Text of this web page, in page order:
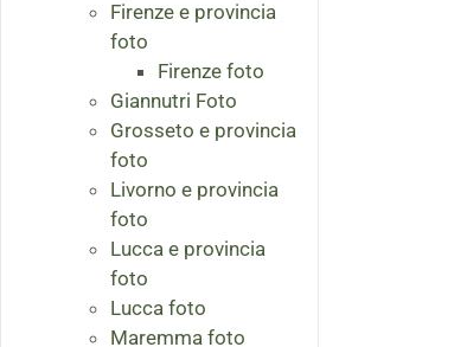
Firenze e provincia
foto
Firenze foto
Giannutri Foto
Grosseto e provincia
foto
Livorno e provincia
foto
Lucca e provincia
foto
Lucca foto
Maremma foto